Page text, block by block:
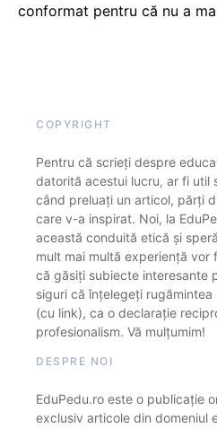
conformat pentru că nu a
COPYRIGHT
Pentru că scrieți despre
datorită acestui lucru, ar fi util
când preluați un articol, părți
care v-a inspirat. Noi, la
această conduită etică și
mult mai multă experiență vor
că găsiți subiecte interesante
siguri că înțelegeți
(cu link), ca o declarație
profesionalism. Vă mulțumim!
DESPRE NOI
EduPedu.ro este o publicație
exclusiv articole din domeniul